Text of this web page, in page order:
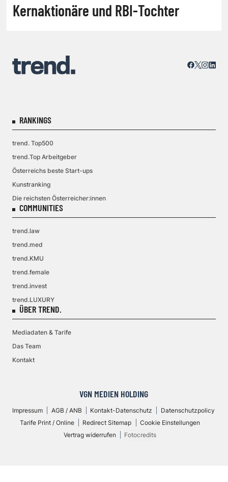
Kernaktionäre und RBI-Tochter
RANKINGS
trend. Top500
trend.Top Arbeitgeber
Österreichs beste Start-ups
Kunstranking
Die reichsten Österreicher:innen
COMMUNITIES
trend.law
trend.med
trend.KMU
trend.female
trend.invest
trend.LUXURY
ÜBER TREND.
Mediadaten & Tarife
Das Team
Kontakt
VGN MEDIEN HOLDING
Impressum AGB / ANB Kontakt-Datenschutz
Datenschutzpolicy
Tarife Print / Online
Redirect Sitemap
Cookie Einstellungen
Vertrag widerrufen
Fotocredits